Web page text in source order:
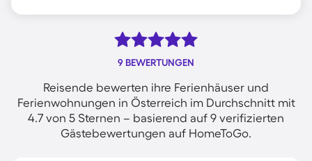
9 BEWERTUNGEN
Reisende bewerten ihre Ferienhäuser und
Ferienwohnungen in Österreich im Durchschnitt mit
4.7 von 5 Sternen – basierend auf 9 verifizierten
Gästebewertungen auf HomeToGo.